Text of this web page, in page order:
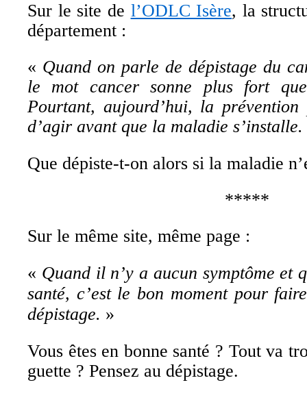
Sur le site de l’ODLC Isère, la
département :
« Quand on parle de dépistage du
le mot cancer sonne plus fort
Pourtant, aujourd’hui, la prévention
d’agir avant que la maladie s’installe.
Que dépiste-t-on alors si la maladie
*****
Sur le même site, même page :
« Quand il n’y a aucun symptôme et
santé, c’est le bon moment pour
dépistage. »
Vous êtes en bonne santé ? Tout va
guette ? Pensez au dépistage.